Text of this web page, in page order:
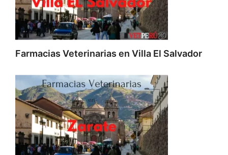
Farmacias Veterinarias en Villa El Salvador